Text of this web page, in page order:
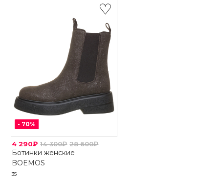
- 70%
4 290₽ 14 300₽ 28 600₽
Ботинки женские
BOEMOS
35